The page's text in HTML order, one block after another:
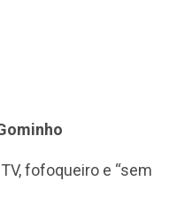
fofoqueiro e “sem